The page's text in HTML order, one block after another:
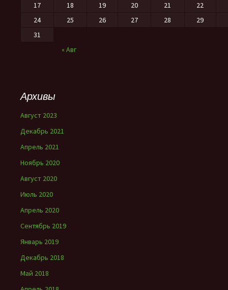
« Авг
17
18 19 20 21
22
24
25 26 27 28
29
31
Архивы
Август 2023
Декабрь 2021
Апрель 2021
Ноябрь 2020
Август 2020
Июль 2020
Апрель 2020
Сентябрь 2019
Январь 2019
Декабрь 2018
Май 2018